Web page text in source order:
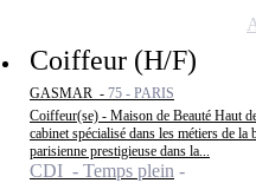
Coiffeur (H/F)
GASMAR - 75 - PARIS
Coiffeur(se) - Maison de Beauté Haut
cabinet spécialisé dans les métiers de la
parisienne prestigieuse dans la...
CDI - Temps plein